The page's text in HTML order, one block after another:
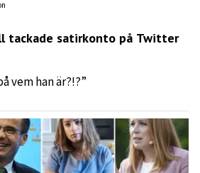
tackade satirkonto på Twitter
vem han är?!?”